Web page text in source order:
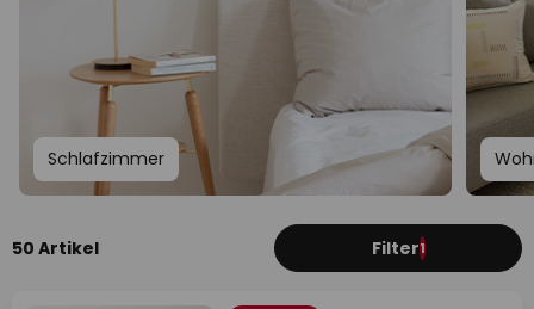
Schlafzimmer
50 Artikel Filter1